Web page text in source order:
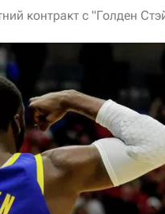
контракт с "Голден